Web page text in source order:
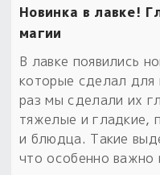
Книги
Издания о Славянской
Наборы для курсов
Обереги славян
Обереги для дома
Обрядовые
Магия
Библиография
Об авторе и
С чего начать?
Материалы
Для алтаря
Расходные
Гадание он-лайн
Готовые заговоры
Для чего:
Предметы
Новинка в лавке!
магии
В лавке появились
которые сделал
раз мы сделали их
тяжелые и гладкие,
и блюдца. Такие
что особенно важно